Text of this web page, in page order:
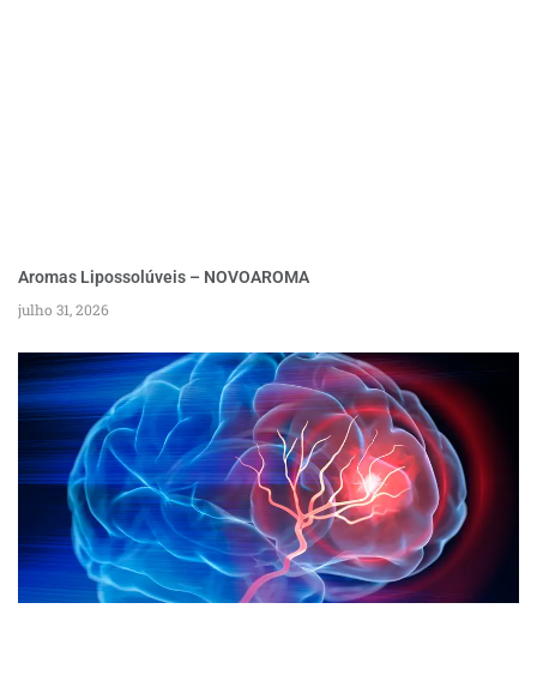
Aromas Lipossolúveis – NOVOAROMA
julho 31, 2026